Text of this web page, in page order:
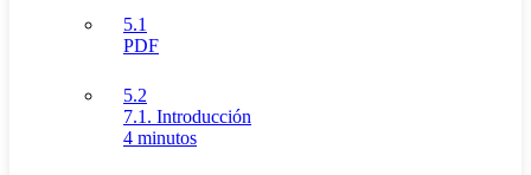
5.1
PDF
5.2
7.1. Introducción
4 minutos